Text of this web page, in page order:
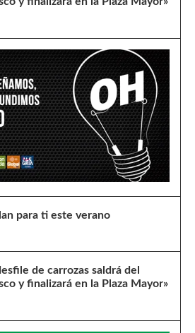
para ti este verano
de carrozas saldrá del
y finalizará en la Plaza Mayor»